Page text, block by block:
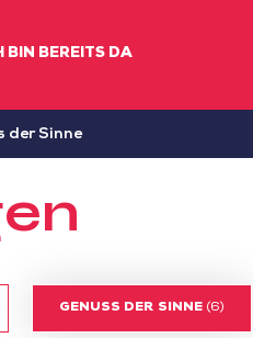
BIN BEREITS DA
der Sinne
GENUSS DER SINNE (6)